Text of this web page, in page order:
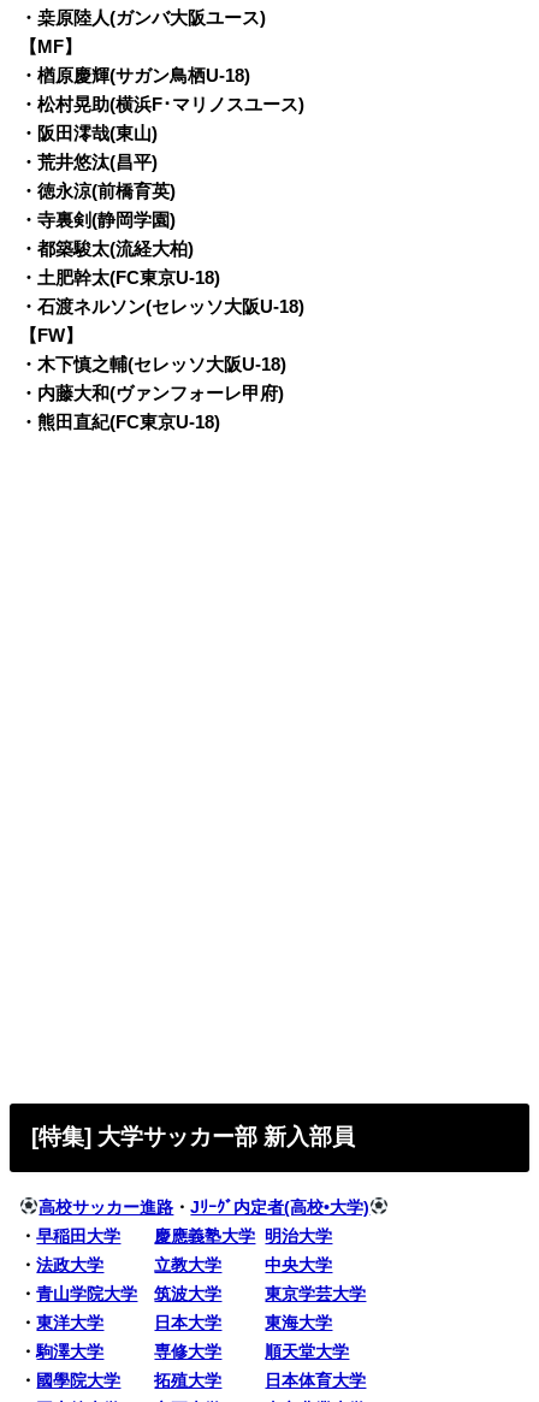
・桒原陸人(ガンバ大阪ユース)
【MF】
・楢原慶輝(サガン鳥栖U-18)
・松村晃助(横浜F･マリノスユース)
・阪田澪哉(東山)
・荒井悠汰(昌平)
・徳永涼(前橋育英)
・寺裏剣(静岡学園)
・都築駿太(流経大柏)
・土肥幹太(FC東京U-18)
・石渡ネルソン(セレッソ大阪U-18)
【FW】
・木下慎之輔(セレッソ大阪U-18)
・内藤大和(ヴァンフォーレ甲府)
・熊田直紀(FC東京U-18)
[特集] 大学サッカー部 新入部員
高校サッカー進路 ・Jﾘｰｸﾞ内定者(高校•大学)
・早稲田大学 慶應義塾大学 明治大学
・法政大学 立教大学
中央大学
・青山学院大学 筑波大学
東京学芸大学
・東洋大学 日本大学
東海大学
・駒澤大学 専修大学
順天堂大学
・ 國學院大学 拓殖大学
日本体育大学